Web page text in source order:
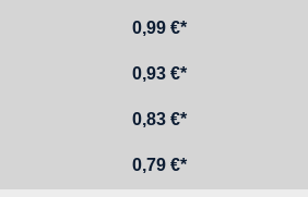
0,99 €*
0,93 €*
0,83 €*
0,79 €*